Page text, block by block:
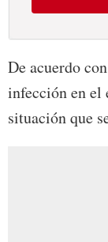
De acuerdo
infección en el
situación que